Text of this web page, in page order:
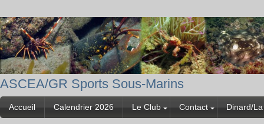
ASCEA/GR Sports Sous-Marins
Accueil Calendrier 2026 Le Club Contact Dinard/